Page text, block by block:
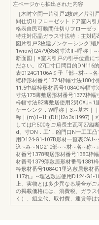
左ページから抽出された内容
［木吋室問一片引戸2枚建／片引
間仕切りフローゼットドア室内
格表自民可動間仕切りフローゼ
特注対応晶ガラス寸法特；主対
図片引戸2枚建ノンケーシンク‘縮
1wiow)I2479(858)寸法lI~呼称｜
断面図｜※室内引戸の引手位置に
ださい。i27口寸口問目的DN116
表0124G1106Aミ子「部∼材∼∼
縦枠形材番号1374枠幅寸法180小
11.5中縦枠形材番号1084C枠幅寸
寸法175薄敷居形材番号1377枠幅
枠幅寸法82薄敷居使用2男C¥J~1
ケーシンク．W呼称｜3.~基本｜
称｜(m)1--1H(DH)I2o3si1997)｜
してはP.500をご扇長主瓦可27縦
d。寸DN．工‘，凶門口N一工工
用D124-G1-107B形材一覧表
込∼み∼NC210部∼∼材∼名∼称∼
材番号1378鴨居形材番号1380枠
材番号1379薄敷居形材番号1381
枠形材番号1084C1里込敷居形材
117れ』~埋込敷居使用D124-G1-
上、実物とは多少異なる場合が
の掲載価格には、消費税、ガラ
く）、組立代、取付費、運賃等は